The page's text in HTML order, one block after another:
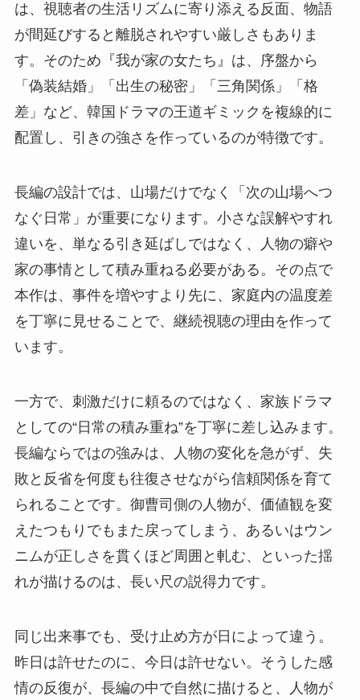
は、視聴者の生活リズムに寄り添える反面、物語
が間延びすると離脱されやすい厳しさもありま
す。そのため『我が家の女たち』は、序盤から
「偽装結婚」「出生の秘密」「三角関係」「格
差」など、韓国ドラマの王道ギミックを複線的に
配置し、引きの強さを作っているのが特徴です。
長編の設計では、山場だけでなく「次の山場へつ
なぐ日常」が重要になります。小さな誤解やすれ
違いを、単なる引き延ばしではなく、人物の癖や
家の事情として積み重ねる必要がある。その点で
本作は、事件を増やすより先に、家庭内の温度差
を丁寧に見せることで、継続視聴の理由を作って
います。
一方で、刺激だけに頼るのではなく、家族ドラマ
としての“日常の積み重ね”を丁寧に差し込みます。
長編ならではの強みは、人物の変化を急がず、失
敗と反省を何度も往復させながら信頼関係を育て
られることです。御曹司側の人物が、価値観を変
えたつもりでもまた戻ってしまう、あるいはウン
ニムが正しさを貫くほど周囲と軋む、といった揺
れが描けるのは、長い尺の説得力です。
同じ出来事でも、受け止め方が日によって違う。
昨日は許せたのに、今日は許せない。そうした感
情の反復が、長編の中で自然に描けると、人物が